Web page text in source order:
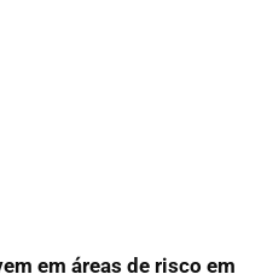
em áreas de risco em